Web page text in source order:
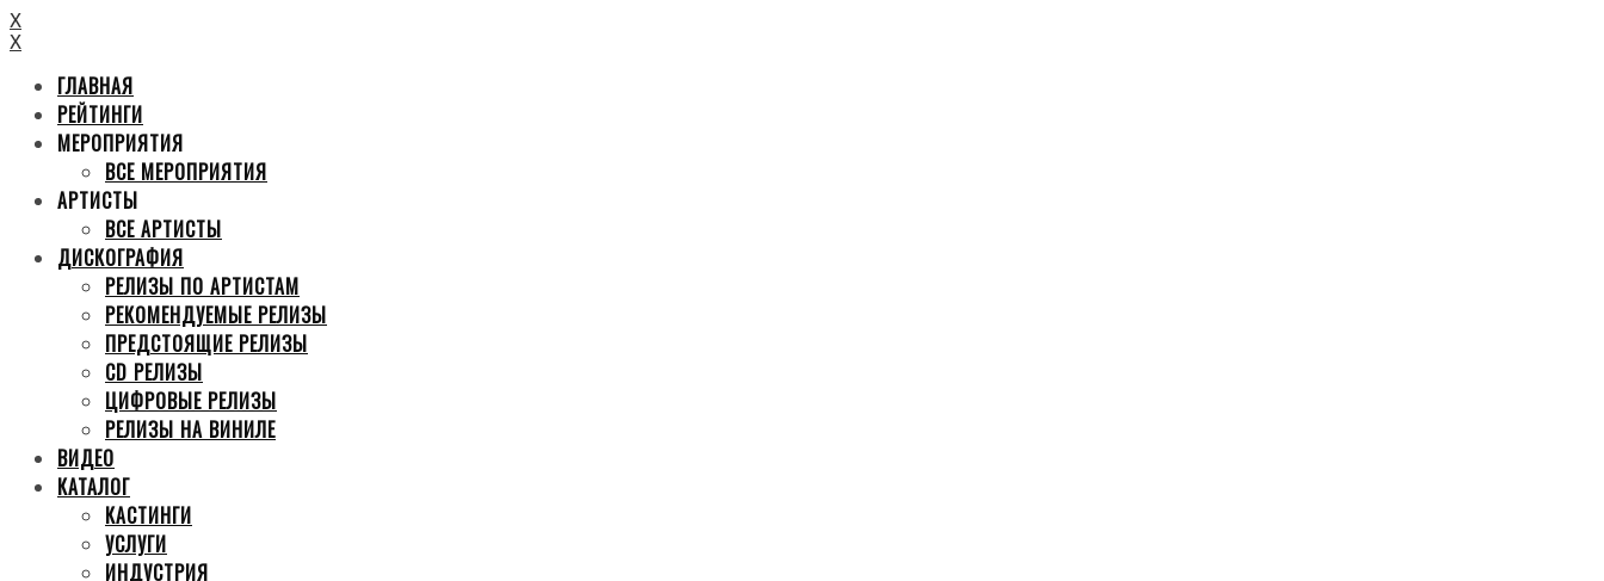
X
X
ГЛАВНАЯ
РЕЙТИНГИ
МЕРОПРИЯТИЯ
ВСЕ МЕРОПРИЯТИЯ
АРТИСТЫ
ВСЕ АРТИСТЫ
ДИСКОГРАФИЯ
РЕЛИЗЫ ПО АРТИСТАМ
РЕКОМЕНДУЕМЫЕ РЕЛИЗЫ
ПРЕДСТОЯЩИЕ РЕЛИЗЫ
CD РЕЛИЗЫ
ЦИФРОВЫЕ РЕЛИЗЫ
РЕЛИЗЫ НА ВИНИЛЕ
ВИДЕО
КАТАЛОГ
КАСТИНГИ
УСЛУГИ
ИНДУСТРИЯ